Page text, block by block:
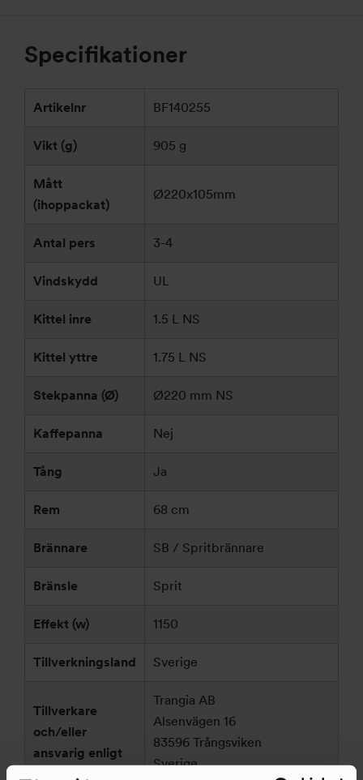
Specifikationer
Artikelnr BF140255
Vikt (g) 905 g
Mått
(ihoppackat)
Ø220x105mm
Antal pers 3-4
Vindskydd UL
Kittel inre 1.5 L NS
Kittel yttre 1.75 L NS
Stekpanna (Ø) Ø220 mm NS
Kaffepanna Nej
Tång Ja
Rem 68 cm
Brännare SB / Spritbrännare
Bränsle Sprit
Effekt (w) 1150
Tillverkningsland Sverige
Tillverkare
och/eller
ansvarig enligt
Trangia AB
Alsenvägen 16
83596 Trångsviken
Sverige